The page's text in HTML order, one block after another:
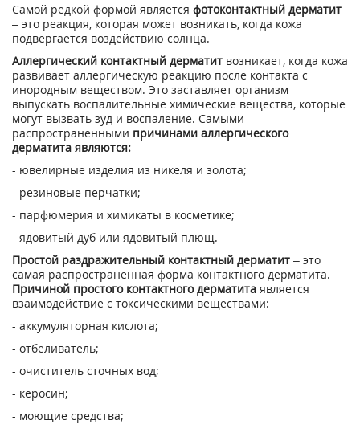
Самой редкой формой является фотоконтактный дерматит
– это реакция, которая может возникать, когда кожа
подвергается воздействию солнца.
Аллергический контактный дерматит возникает, когда кожа
развивает аллергическую реакцию после контакта с
инородным веществом. Это заставляет организм
выпускать воспалительные химические вещества, которые
могут вызвать зуд и воспаление. Самыми
распространенными причинами аллергического
дерматита являются:
- ювелирные изделия из никеля и золота;
- резиновые перчатки;
- парфюмерия и химикаты в косметике;
- ядовитый дуб или ядовитый плющ.
Простой раздражительный контактный дерматит – это
самая распространенная форма контактного дерматита.
Причиной простого контактного дерматита является
взаимодействие с токсическими веществами:
- аккумуляторная кислота;
- отбеливатель;
- очиститель сточных вод;
- керосин;
- моющие средства;